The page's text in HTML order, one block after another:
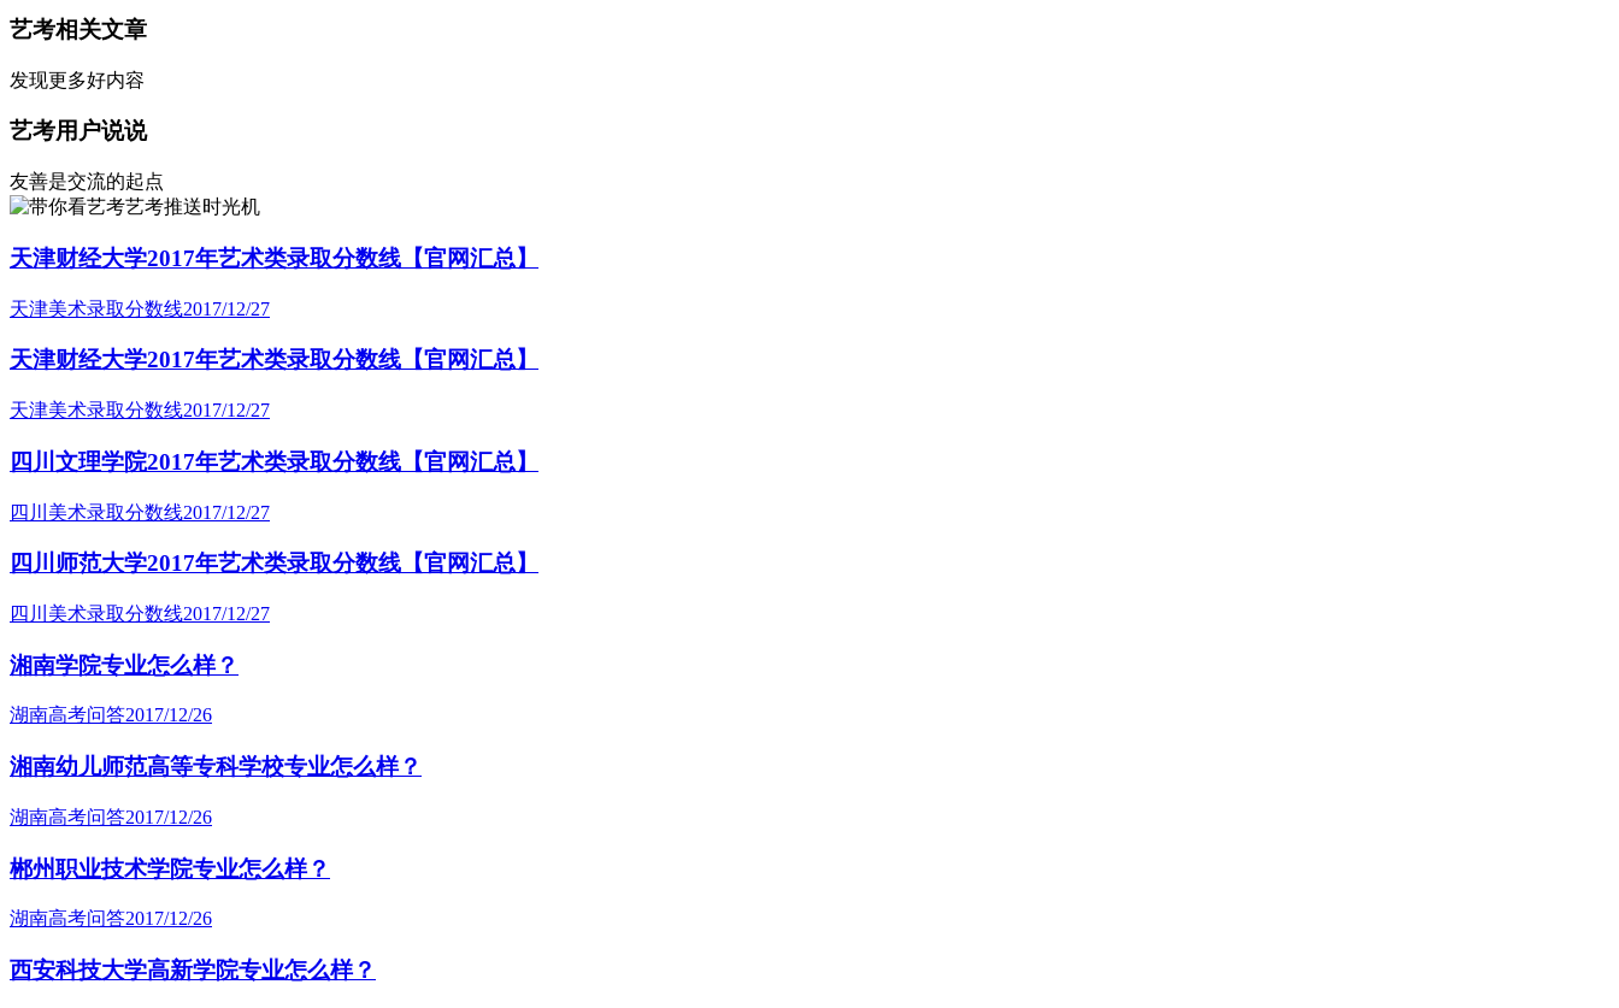
艺考相关文章
发现更多好内容
艺考用户说说
友善是交流的起点
艺考推送时光机
天津财经大学2017年艺术类录取分数线【官网汇总】
天津美术录取分数线2017/12/27
天津财经大学2017年艺术类录取分数线【官网汇总】
天津美术录取分数线2017/12/27
四川文理学院2017年艺术类录取分数线【官网汇总】
四川美术录取分数线2017/12/27
四川师范大学2017年艺术类录取分数线【官网汇总】
四川美术录取分数线2017/12/27
湘南学院专业怎么样？
湖南高考问答2017/12/26
湘南幼儿师范高等专科学校专业怎么样？
湖南高考问答2017/12/26
郴州职业技术学院专业怎么样？
湖南高考问答2017/12/26
西安科技大学高新学院专业怎么样？